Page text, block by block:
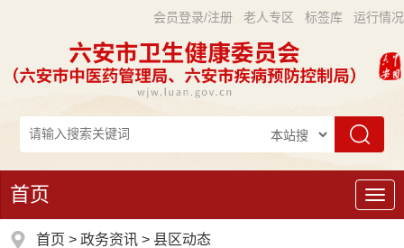
会员登录/注册 老人专区 标签库 运行情况
导
首页
首页 > 政务资讯 > 县区动态